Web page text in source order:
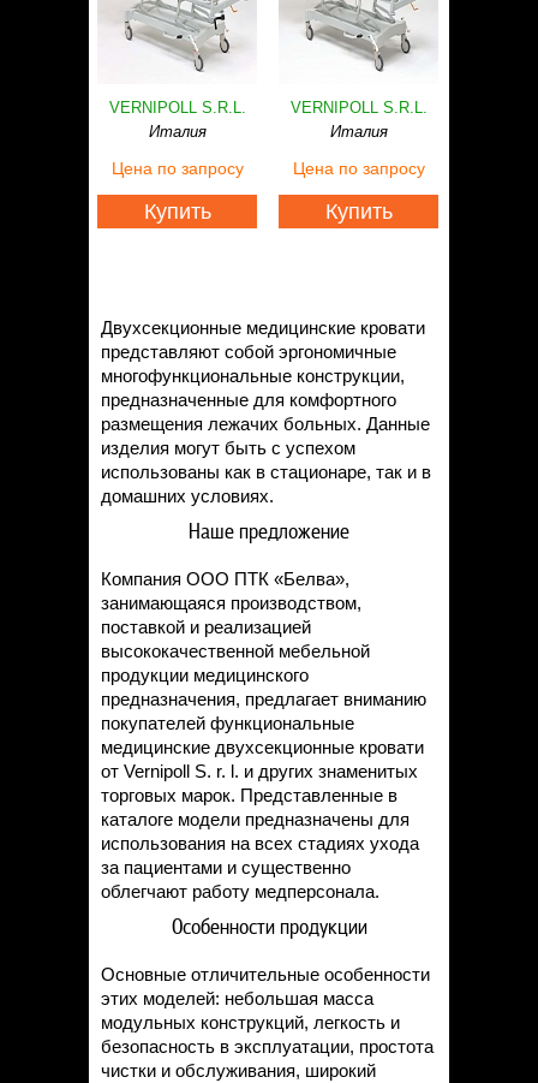
VERNIPOLL S.R.L.
Италия
Цена по запросу
Купить
VERNIPOLL S.R.L.
Италия
Цена по запросу
Купить
Двухсекционные медицинские кровати
представляют собой эргономичные
многофункциональные конструкции,
предназначенные для комфортного
размещения лежачих больных. Данные
изделия могут быть с успехом
использованы как в стационаре, так и в
домашних условиях.
Наше предложение
Компания ООО ПТК «Белва»,
занимающаяся производством,
поставкой и реализацией
высококачественной мебельной
продукции медицинского
предназначения, предлагает вниманию
покупателей функциональные
медицинские двухсекционные кровати
от Vernipoll S. r. l. и других знаменитых
торговых марок. Представленные в
каталоге модели предназначены для
использования на всех стадиях ухода
за пациентами и существенно
облегчают работу медперсонала.
Особенности продукции
Основные отличительные особенности
этих моделей: небольшая масса
модульных конструкций, легкость и
безопасность в эксплуатации, простота
чистки и обслуживания, широкий